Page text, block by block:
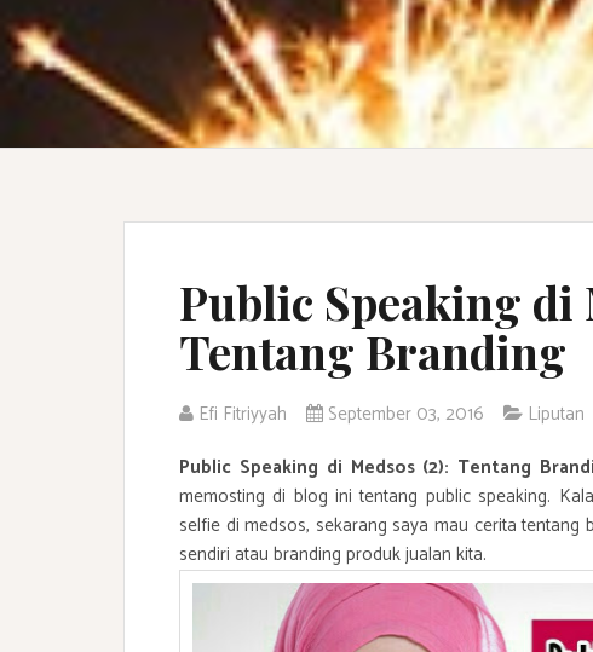
Public Speaking di
Tentang Branding
Efi Fitriyyah September 03, 2016 Liputan
Public Speaking di Medsos (2): Tentang
memosting di blog ini tentang public speaking.
selfie di medsos, sekarang saya mau cerita
sendiri atau branding produk jualan kita.